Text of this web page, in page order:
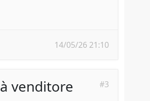
14/05/26 21:10
venditore #3